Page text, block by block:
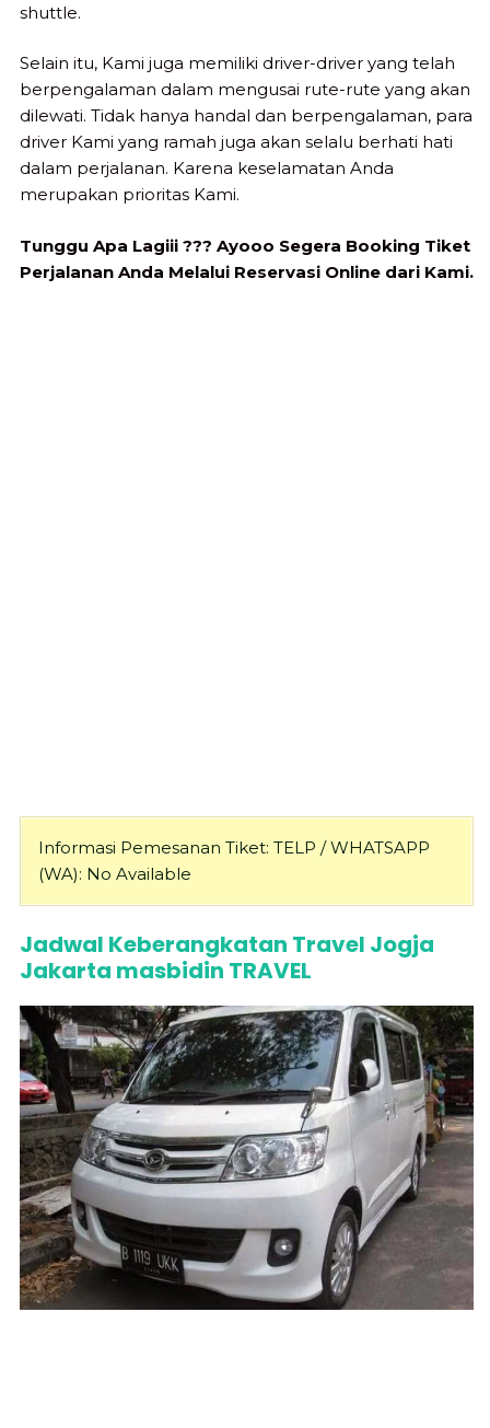
shuttle.
Selain itu, Kami juga memiliki driver-driver yang telah
berpengalaman dalam mengusai rute-rute yang akan
dilewati. Tidak hanya handal dan berpengalaman, para
driver Kami yang ramah juga akan selalu berhati hati
dalam perjalanan. Karena keselamatan Anda
merupakan prioritas Kami.
Tunggu Apa Lagiii ??? Ayooo Segera Booking Tiket
Perjalanan Anda Melalui Reservasi Online dari Kami.
Informasi Pemesanan Tiket: TELP / WHATSAPP
(WA): No Available
Jadwal Keberangkatan Travel Jogja
Jakarta masbidin TRAVEL